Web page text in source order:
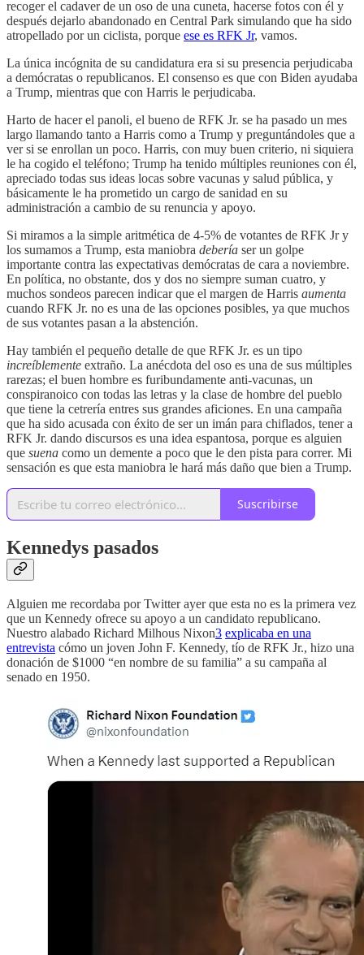
recoger el cadaver de un oso de una cuneta, hacerse fotos con él y
después dejarlo abandonado en Central Park simulando que ha sido
atropellado por un ciclista, porque ese es RFK Jr, vamos.
La única incógnita de su candidatura era si su presencia perjudicaba
a demócratas o republicanos. El consenso es que con Biden ayudaba
a Trump, mientras que con Harris le perjudicaba.
Harto de hacer el panoli, el bueno de RFK Jr. se ha pasado un mes
largo llamando tanto a Harris como a Trump y preguntándoles que a
ver si se enrollan un poco. Harris, con muy buen criterio, ni siquiera
le ha cogido el teléfono; Trump ha tenido múltiples reuniones con él,
apreciado todas sus ideas locas sobre vacunas y salud pública, y
básicamente le ha prometido un cargo de sanidad en su
administración a cambio de su renuncia y apoyo.
Si miramos a la simple aritmética de 4-5% de votantes de RFK Jr y
los sumamos a Trump, esta maniobra debería ser un golpe
importante contra las expectativas demócratas de cara a noviembre.
En política, no obstante, dos y dos no siempre suman cuatro, y
muchos sondeos parecen indicar que el margen de Harris aumenta
cuando RFK Jr. no es una de las opciones posibles, ya que muchos
de sus votantes pasan a la abstención.
Hay también el pequeño detalle de que RFK Jr. es un tipo
increíblemente extraño. La anécdota del oso es una de sus múltiples
rarezas; el buen hombre es furibundamente anti-vacunas, un
conspiranoico con todas las letras y la clase de hombre del pueblo
que tiene la cetrería entres sus grandes aficiones. En una campaña
que ha sido acusada con éxito de ser un imán para chiflados, tener a
RFK Jr. dando discursos es una idea espantosa, porque es alguien
que suena como un demente a poco que le den pista para correr. Mi
sensación es que esta maniobra le hará más daño que bien a Trump.
Suscribirse
Kennedys pasados
Alguien me recordaba por Twitter ayer que esta no es la primera vez
que un Kennedy ofrece su apoyo a un candidato republicano.
Nuestro alabado Richard Milhous Nixon3 explicaba en una
entrevista cómo un joven John F. Kennedy, tío de RFK Jr., hizo una
donación de $1000 “en nombre de su familia” a su campaña al
senado en 1950.